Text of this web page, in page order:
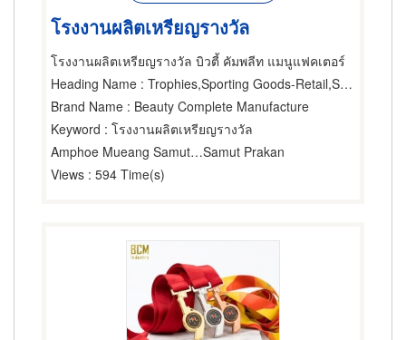
โรงงานผลิตเหรียญรางวัล
โรงงานผลิตเหรียญรางวัล บิวตี้ คัมพลีท แมนูแฟคเตอร์
Heading Name : Trophies,Sporting Goods-Retail,Sportswear
Brand Name : Beauty Complete Manufacture
Keyword : โรงงานผลิตเหรียญรางวัล
Amphoe Mueang Samut PrakarnSamut Prakan
Views : 594 Time(s)